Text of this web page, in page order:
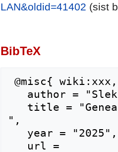
LAN&oldid=41402 (sist
BibTeX
",